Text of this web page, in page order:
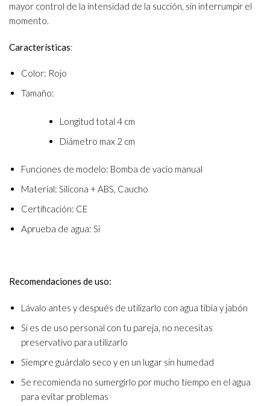
mayor control de la intensidad de la succión, sin interrumpir el
momento.
Características:
Color: Rojo
Tamaño:
Longitud total 4 cm
Diámetro max 2 cm
Funciones de modelo: Bomba de vacío manual
Material: Silicona + ABS, Caucho
Certificación: CE
Aprueba de agua: Si
Recomendaciones de uso:
Lávalo antes y después de utilizarlo con agua tibia y jabón
Si es de uso personal con tu pareja, no necesitas
preservativo para utilizarlo
Siempre guárdalo seco y en un lugar sin humedad
Se recomienda no sumergirlo por mucho tiempo en el agua
para evitar problemas